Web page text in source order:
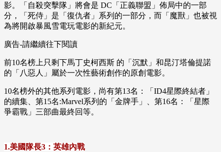
影。「自殺突擊隊」將會是 DC「正義聯盟」佈局中的一部
分，「死侍」是「復仇者」系列的一部分，而「魔獸」也被視
為將開啟暴風雪電玩電影的新紀元。
廣告-請繼續往下閱讀
前10名榜上只剩下馬丁史柯西斯 的「沉默」和昆汀塔倫提諾
的「八惡人」屬於一次性藝術創作的原創電影。
10名榜外的其他系列電影，尚有第13名：「ID4星際終結者」
的續集、第15名:Marvel系列的「金牌手」、第16名：「星際
爭霸戰」三部曲最終回等。
1.美國隊長3：英雄內戰